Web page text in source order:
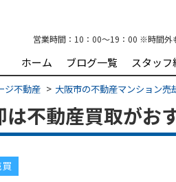
営業時間： 10：00～19：00 ※時間外
ホーム ブログ一覧 スタッフ
ジ不動産 大阪市の不動産マンション売
不動産買取がお